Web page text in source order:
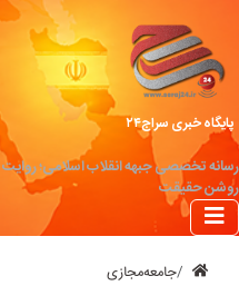
پایگاه خبری سراج۲۴
رسانه تخصصی جبهه انقلاب اسلامی؛ روایت
روشن حقیقت
جامعه‌مجازی